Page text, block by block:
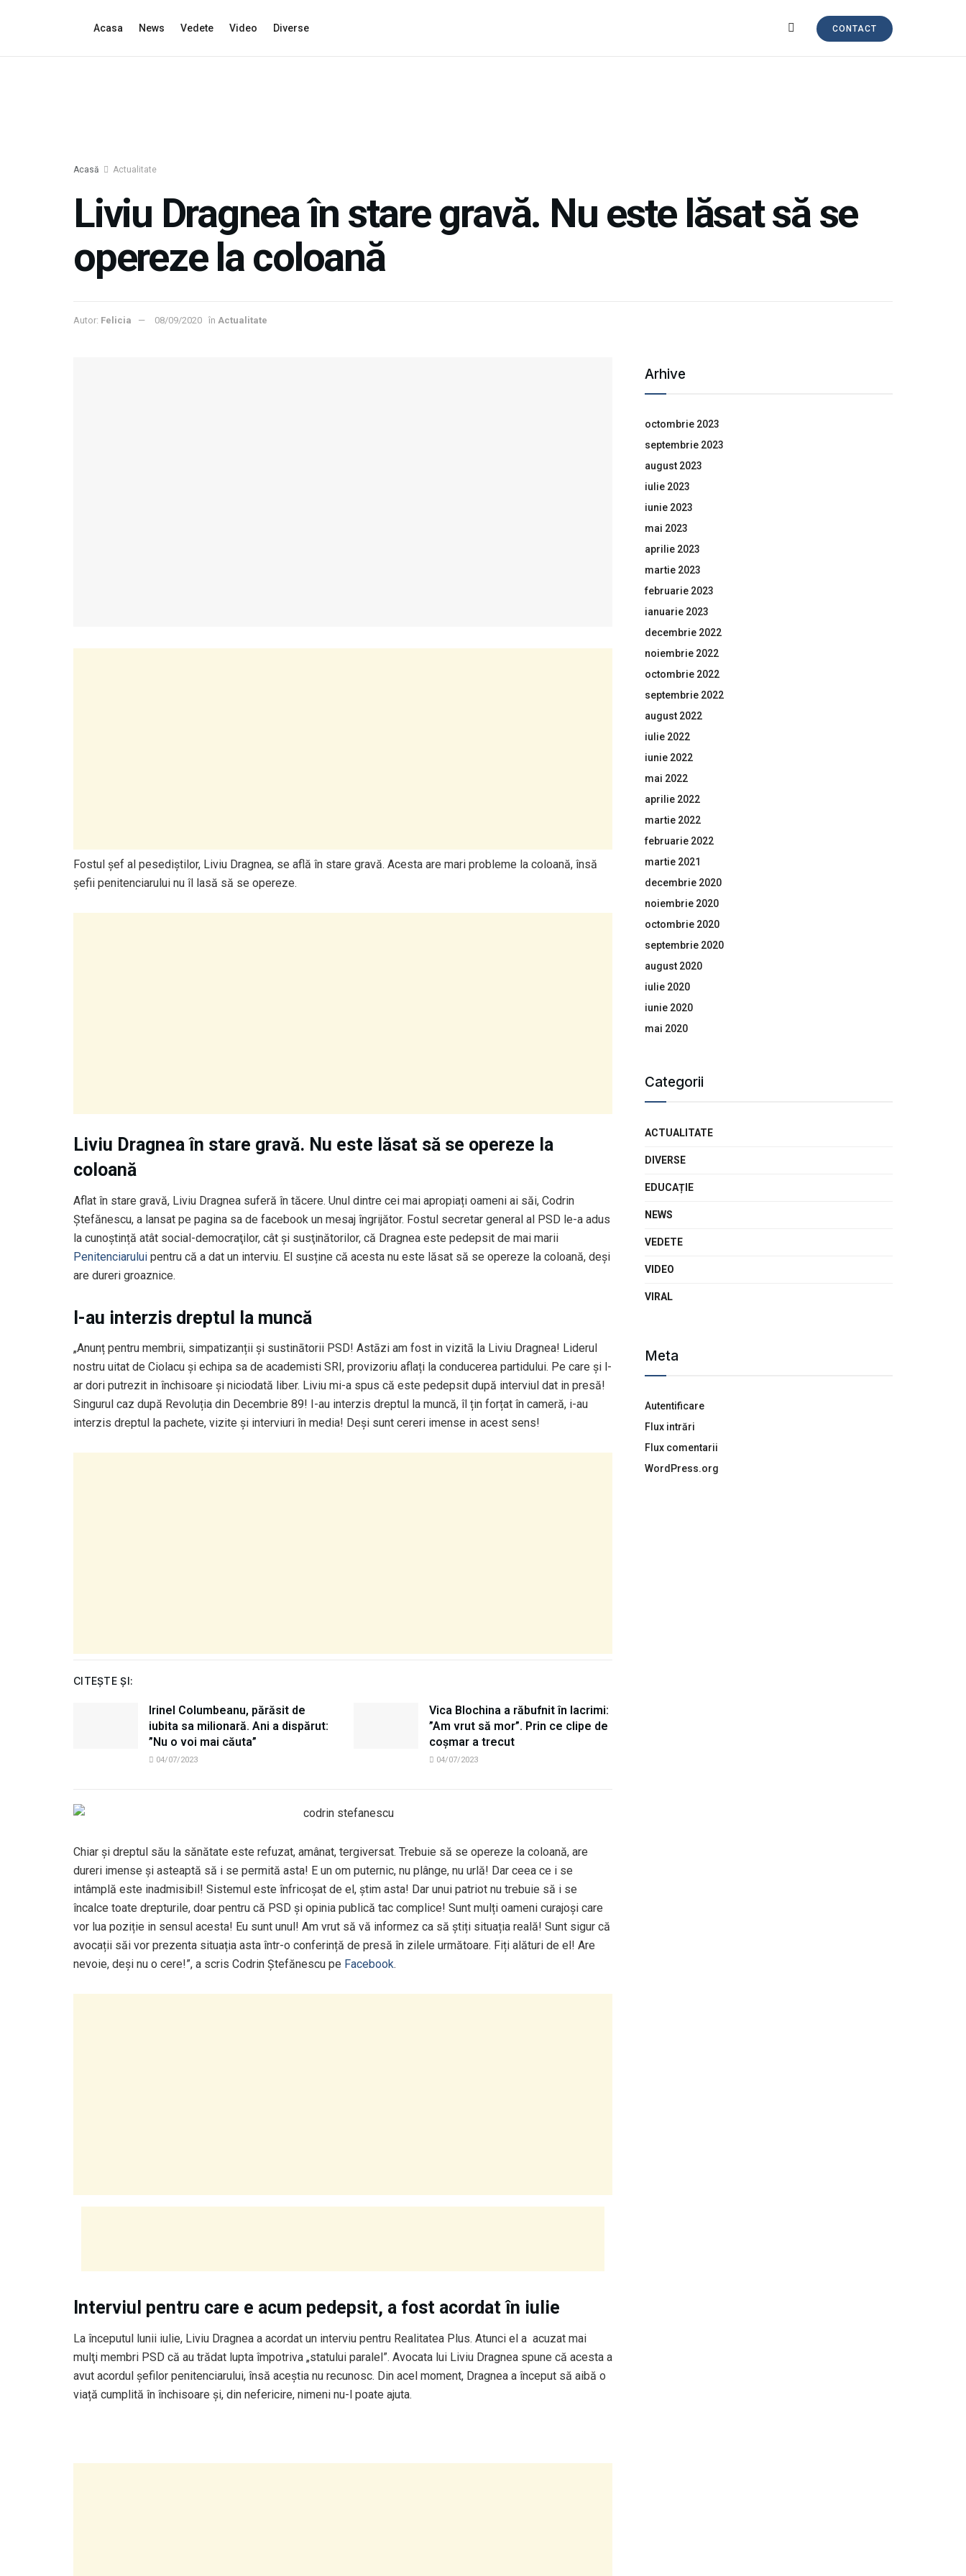
Acasa News Vedete Video Diverse CONTACT
Acasă Actualitate
Liviu Dragnea în stare gravă. Nu este lăsat să se
opereze la coloană
Autor: Felicia 08/09/2020 în Actualitate
Fostul șef al pesediștilor, Liviu Dragnea, se află în stare gravă. Acesta are mari probleme la coloană, însă
șefii penitenciarului nu îl lasă să se opereze.
Liviu Dragnea în stare gravă. Nu este lăsat să se opereze la
coloană
Aflat în stare gravă, Liviu Dragnea suferă în tăcere. Unul dintre cei mai apropiați oameni ai săi, Codrin
Ștefănescu, a lansat pe pagina sa de facebook un mesaj îngrijător. Fostul secretar general al PSD le-a adus
la cunoștință atât social-democraţilor, cât şi susţinătorilor, că Dragnea este pedepsit de mai marii
Penitenciarului pentru că a dat un interviu. El susține că acesta nu este lăsat să se opereze la coloană, deşi
are dureri groaznice.
I-au interzis dreptul la muncă
„Anunț pentru membrii, simpatizanții și sustinātorii PSD! Astāzi am fost in vizitā la Liviu Dragnea! Liderul
nostru uitat de Ciolacu și echipa sa de academisti SRI, provizoriu aflați la conducerea partidului. Pe care și l-
ar dori putrezit in închisoare și niciodată liber. Liviu mi-a spus că este pedepsit după interviul dat in presă!
Singurul caz după Revoluția din Decembrie 89! I-au interzis dreptul la muncă, îl țin forțat în cameră, i-au
interzis dreptul la pachete, vizite și interviuri în media! Deși sunt cereri imense in acest sens!
CITEȘTE ȘI:
Irinel Columbeanu, părăsit de
iubita sa milionară. Ani a dispărut:
”Nu o voi mai căuta”
04/07/2023
Vica Blochina a răbufnit în lacrimi:
”Am vrut să mor”. Prin ce clipe de
coșmar a trecut
04/07/2023
Chiar și dreptul său la sănătate este refuzat, amânat, tergiversat. Trebuie să se opereze la coloană, are
dureri imense și asteaptă să i se permită asta! E un om puternic, nu plânge, nu urlă! Dar ceea ce i se
intâmplă este inadmisibil! Sistemul este înfricoșat de el, știm asta! Dar unui patriot nu trebuie să i se
încalce toate drepturile, doar pentru că PSD și opinia publică tac complice! Sunt mulți oameni curajoși care
vor lua poziție in sensul acesta! Eu sunt unul! Am vrut să vă informez ca să știți situația reală! Sunt sigur că
avocații săi vor prezenta situația asta într-o conferință de presă în zilele următoare. Fiți alături de el! Are
nevoie, deși nu o cere!”, a scris Codrin Ştefănescu pe Facebook.
Interviul pentru care e acum pedepsit, a fost acordat în iulie
La începutul lunii iulie, Liviu Dragnea a acordat un interviu pentru Realitatea Plus. Atunci el a acuzat mai
mulţi membri PSD că au trădat lupta împotriva „statului paralel”. Avocata lui Liviu Dragnea spune că acesta a
avut acordul șefilor penitenciarului, însă aceștia nu recunosc. Din acel moment, Dragnea a început să aibă o
viață cumplită în închisoare și, din nefericire, nimeni nu-l poate ajuta.
Arhive
octombrie 2023
septembrie 2023
august 2023
iulie 2023
iunie 2023
mai 2023
aprilie 2023
martie 2023
februarie 2023
ianuarie 2023
decembrie 2022
noiembrie 2022
octombrie 2022
septembrie 2022
august 2022
iulie 2022
iunie 2022
mai 2022
aprilie 2022
martie 2022
februarie 2022
martie 2021
decembrie 2020
noiembrie 2020
octombrie 2020
septembrie 2020
august 2020
iulie 2020
iunie 2020
mai 2020
Categorii
ACTUALITATE
DIVERSE
EDUCAȚIE
NEWS
VEDETE
VIDEO
VIRAL
Meta
Autentificare
Flux intrări
Flux comentarii
WordPress.org